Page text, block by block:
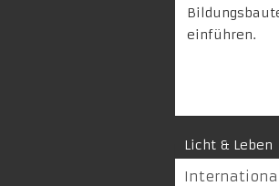
einführen.
Licht & Leben